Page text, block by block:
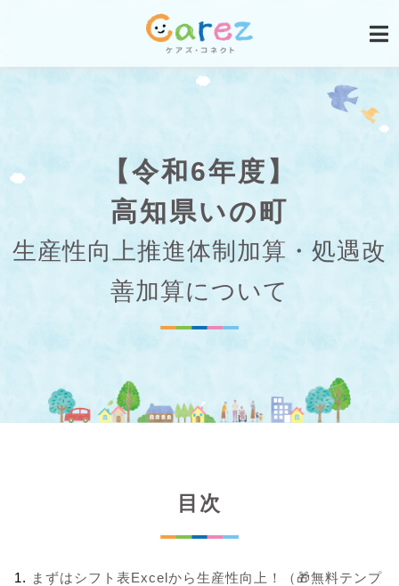
【令和6年度】
高知県いの町
生産性向上推進体制加算・処遇改
善加算について
目次
まずはシフト表Excelから生産性向上！（🎁無料テンプ